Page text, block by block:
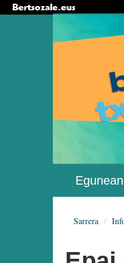
Bertsozale.eus
nabigazioara
Egunean
Sarrera /